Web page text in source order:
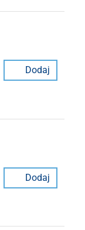
Dodaj
Dodaj